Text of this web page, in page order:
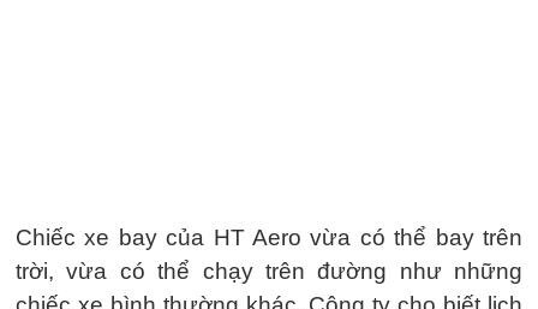
Chiếc xe bay của HT Aero vừa có thể bay trên
trời, vừa có thể chạy trên đường như những